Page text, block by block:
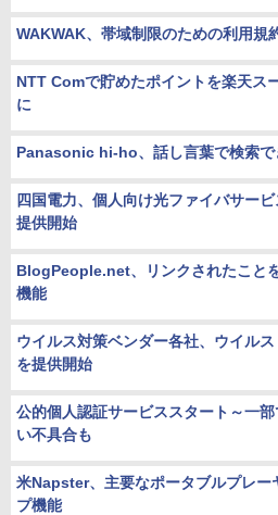
WAKWAK、帯域制限のための利用規
NTT Comで貯めたポイントを楽天ス
に
Panasonic hi-ho、話し言葉で検索で
四国電力、個人向け光ファイバサー
提供開始
BlogPeople.net、リンクされたこと
機能
ウイルス対策ベンダー各社、ウイル
を提供開始
公的個人認証サービススタート～一
い不具合も
米Napster、主要なポータブルプレー
プ機能